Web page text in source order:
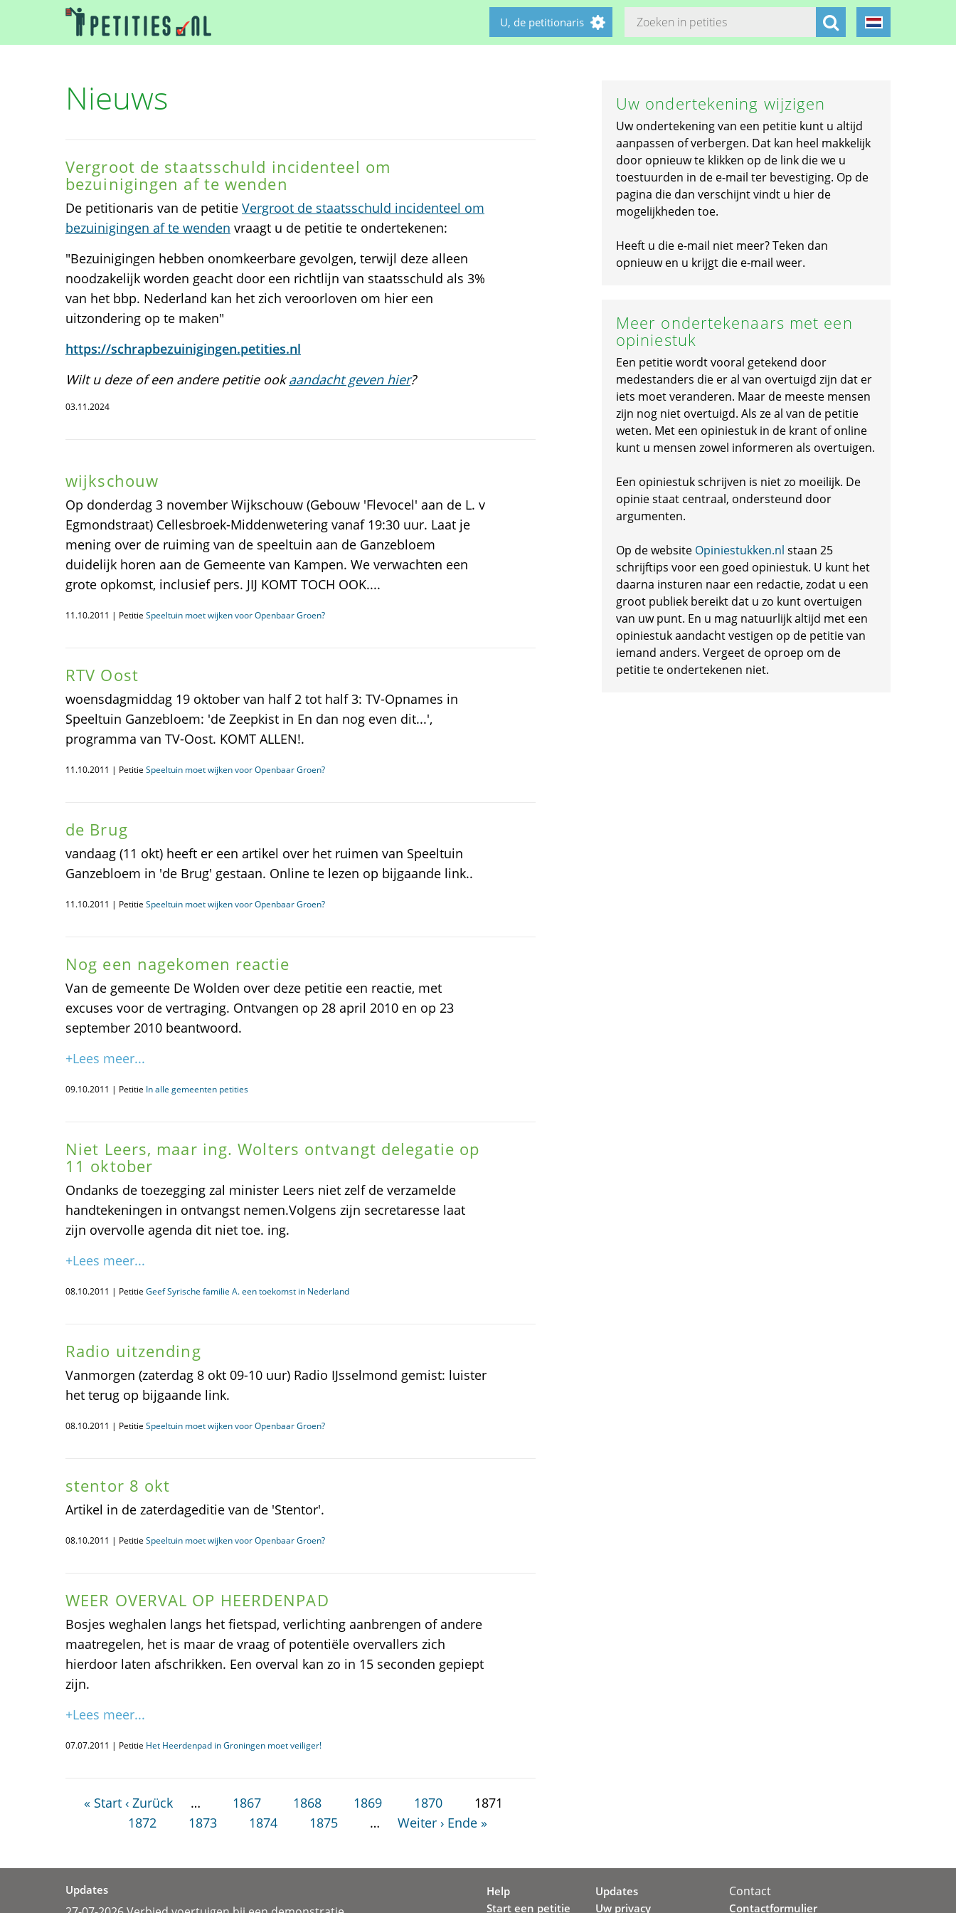
U, de petitionaris
Nieuws
Vergroot de staatsschuld incidenteel om
bezuinigingen af te wenden
De petitionaris van de petitie Vergroot de staatsschuld incidenteel om
bezuinigingen af te wenden vraagt u de petitie te ondertekenen:
"Bezuinigingen hebben onomkeerbare gevolgen, terwijl deze alleen
noodzakelijk worden geacht door een richtlijn van staatsschuld als 3%
van het bbp. Nederland kan het zich veroorloven om hier een
uitzondering op te maken"
https://schrapbezuinigingen.petities.nl
Wilt u deze of een andere petitie ookaandacht geven hier?
03.11.2024
wijkschouw
Op donderdag 3 november Wijkschouw (Gebouw 'Flevocel' aan de L. v
Egmondstraat) Cellesbroek-Middenwetering vanaf 19:30 uur. Laat je
mening over de ruiming van de speeltuin aan de Ganzebloem
duidelijk horen aan de Gemeente van Kampen. We verwachten een
grote opkomst, inclusief pers. JIJ KOMT TOCH OOK....
11.10.2011 | Petitie Speeltuin moet wijken voor Openbaar Groen?
RTV Oost
woensdagmiddag 19 oktober van half 2 tot half 3: TV-Opnames in
Speeltuin Ganzebloem: 'de Zeepkist in En dan nog even dit...',
programma van TV-Oost. KOMT ALLEN!.
11.10.2011 | Petitie Speeltuin moet wijken voor Openbaar Groen?
de Brug
vandaag (11 okt) heeft er een artikel over het ruimen van Speeltuin
Ganzebloem in 'de Brug' gestaan. Online te lezen op bijgaande link..
11.10.2011 | Petitie Speeltuin moet wijken voor Openbaar Groen?
Nog een nagekomen reactie
Van de gemeente De Wolden over deze petitie een reactie, met
excuses voor de vertraging. Ontvangen op 28 april 2010 en op 23
september 2010 beantwoord.
+Lees meer...
09.10.2011 | Petitie In alle gemeenten petities
Niet Leers, maar ing. Wolters ontvangt delegatie op
11 oktober
Ondanks de toezegging zal minister Leers niet zelf de verzamelde
handtekeningen in ontvangst nemen.Volgens zijn secretaresse laat
zijn overvolle agenda dit niet toe. ing.
+Lees meer...
08.10.2011 | Petitie Geef Syrische familie A. een toekomst in Nederland
Radio uitzending
Vanmorgen (zaterdag 8 okt 09-10 uur) Radio IJsselmond gemist: luister
het terug op bijgaande link.
08.10.2011 | Petitie Speeltuin moet wijken voor Openbaar Groen?
stentor 8 okt
Artikel in de zaterdageditie van de 'Stentor'.
08.10.2011 | Petitie Speeltuin moet wijken voor Openbaar Groen?
WEER OVERVAL OP HEERDENPAD
Bosjes weghalen langs het fietspad, verlichting aanbrengen of andere
maatregelen, het is maar de vraag of potentiële overvallers zich
hierdoor laten afschrikken. Een overval kan zo in 15 seconden gepiept
zijn.
+Lees meer...
07.07.2011 | Petitie Het Heerdenpad in Groningen moet veiliger!
« Start ‹ Zurück … 1867 1868 1869 1870
1871
1872
1873 1874 1875 … Weiter › Ende »
Uw ondertekening wijzigen
Uw ondertekening van een petitie kunt u altijd
aanpassen of verbergen. Dat kan heel makkelijk
door opnieuw te klikken op de link die we u
toestuurden in de e-mail ter bevestiging. Op de
pagina die dan verschijnt vindt u hier de
mogelijkheden toe.
Heeft u die e-mail niet meer? Teken dan
opnieuw en u krijgt die e-mail weer.
Meer ondertekenaars met een
opiniestuk
Een petitie wordt vooral getekend door
medestanders die er al van overtuigd zijn dat er
iets moet veranderen. Maar de meeste mensen
zijn nog niet overtuigd. Als ze al van de petitie
weten. Met een opiniestuk in de krant of online
kunt u mensen zowel informeren als overtuigen.
Een opiniestuk schrijven is niet zo moeilijk. De
opinie staat centraal, ondersteund door
argumenten.
Op de website Opiniestukken.nl staan 25
schrijftips voor een goed opiniestuk. U kunt het
daarna insturen naar een redactie, zodat u een
groot publiek bereikt dat u zo kunt overtuigen
van uw punt. En u mag natuurlijk altijd met een
opiniestuk aandacht vestigen op de petitie van
iemand anders. Vergeet de oproep om de
petitie te ondertekenen niet.
Updates
Help
Start een petitie
Updates
Uw privacy
Contact
Contactformulier